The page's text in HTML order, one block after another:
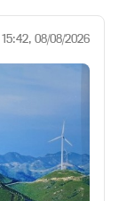
15:42, 08/08/2026